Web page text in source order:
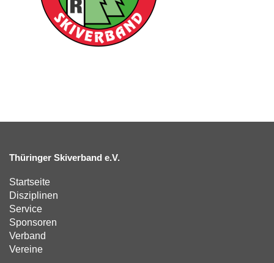
Thüringer Skiverband e.V.
Startseite
Disziplinen
Service
Sponsoren
Verband
Vereine